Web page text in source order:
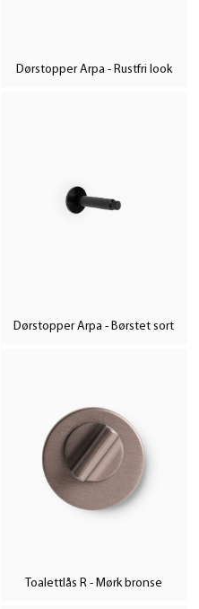
Dørstopper Arpa - Rustfri look
Dørstopper Arpa - Børstet sort
Toalettlås R - Mørk bronse